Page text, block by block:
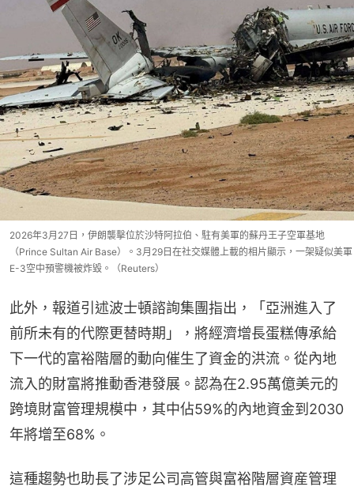
2026年3月27日，伊朗襲擊位於沙特阿拉伯、駐有美軍的蘇丹王子空軍基地
（Prince Sultan Air Base）。3月29日在社交媒體上載的相片顯示，一架疑似美軍
E-3空中預警機被炸毀。（Reuters）
此外，報道引述波士頓諮詢集團指出，「亞洲進入了
前所未有的代際更替時期」，將經濟增長蛋糕傳承給
下一代的富裕階層的動向催生了資金的洪流。從內地
流入的財富將推動香港發展。認為在2.95萬億美元的
跨境財富管理規模中，其中佔59%的內地資金到2030
年將增至68%。
這種趨勢也助長了涉足公司高管與富裕階層資産管理